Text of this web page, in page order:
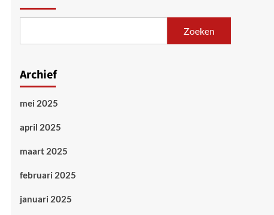
Zoeken
Archief
mei 2025
april 2025
maart 2025
februari 2025
januari 2025